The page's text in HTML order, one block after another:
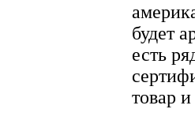
будет
есть
товар